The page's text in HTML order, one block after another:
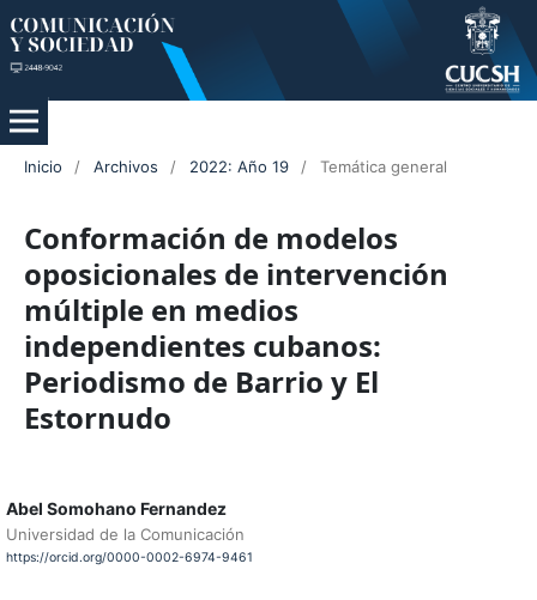
Inicio / Archivos / 2022: Año 19 / Temática general
Conformación de modelos
oposicionales de intervención
múltiple en medios
independientes cubanos:
Periodismo de Barrio y El
Estornudo
Abel Somohano Fernandez
Universidad de la Comunicación
https://orcid.org/0000-0002-6974-9461